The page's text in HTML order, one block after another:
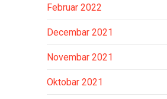
Februar 2022
Decembar 2021
Novembar 2021
Oktobar 2021